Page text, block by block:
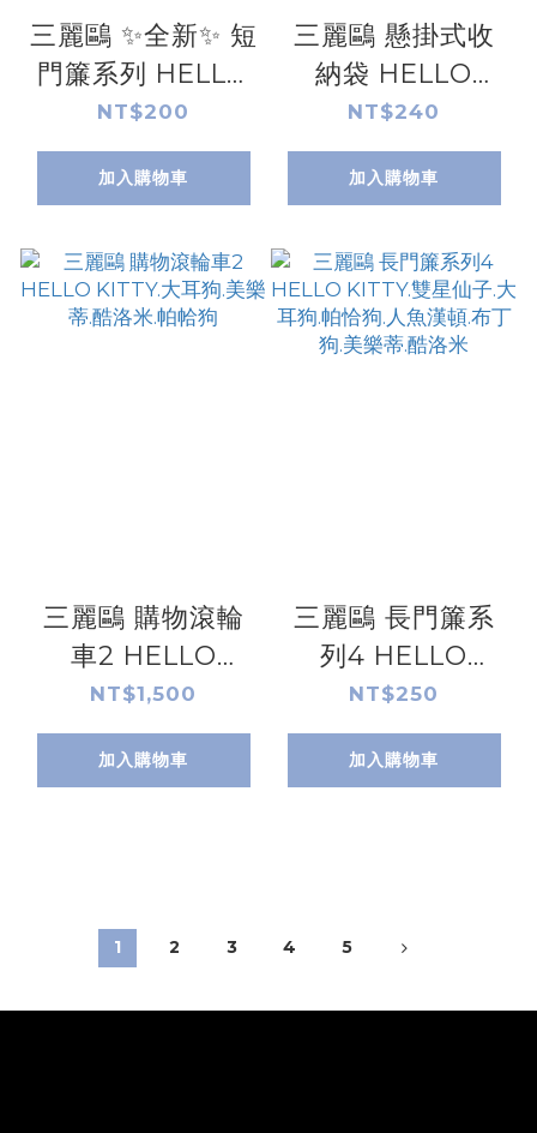
三麗鷗 ✨全新✨ 短
門簾系列 HELLO
KITTY.雙星仙子.
大耳狗.帕恰狗.人
魚漢頓.布丁狗.酷
NT$200
加入購物車
三麗鷗 懸掛式收
納袋 HELLO
KITTY.酷洛米.大
耳狗.帕恰狗.布丁
狗
NT$240
加入購物車
三麗鷗 購物滾輪
車2 HELLO
KITTY.大耳狗.美
樂蒂.酷洛米.帕帢
狗
NT$1,500
加入購物車
三麗鷗 長門簾系
列4 HELLO
KITTY.雙星仙子.
大耳狗.帕恰狗.人
魚漢頓.布丁狗.美
NT$250
加入購物車
1 2 3 4 5